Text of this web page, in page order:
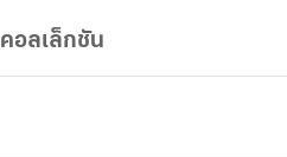
คอลเล็กชัน